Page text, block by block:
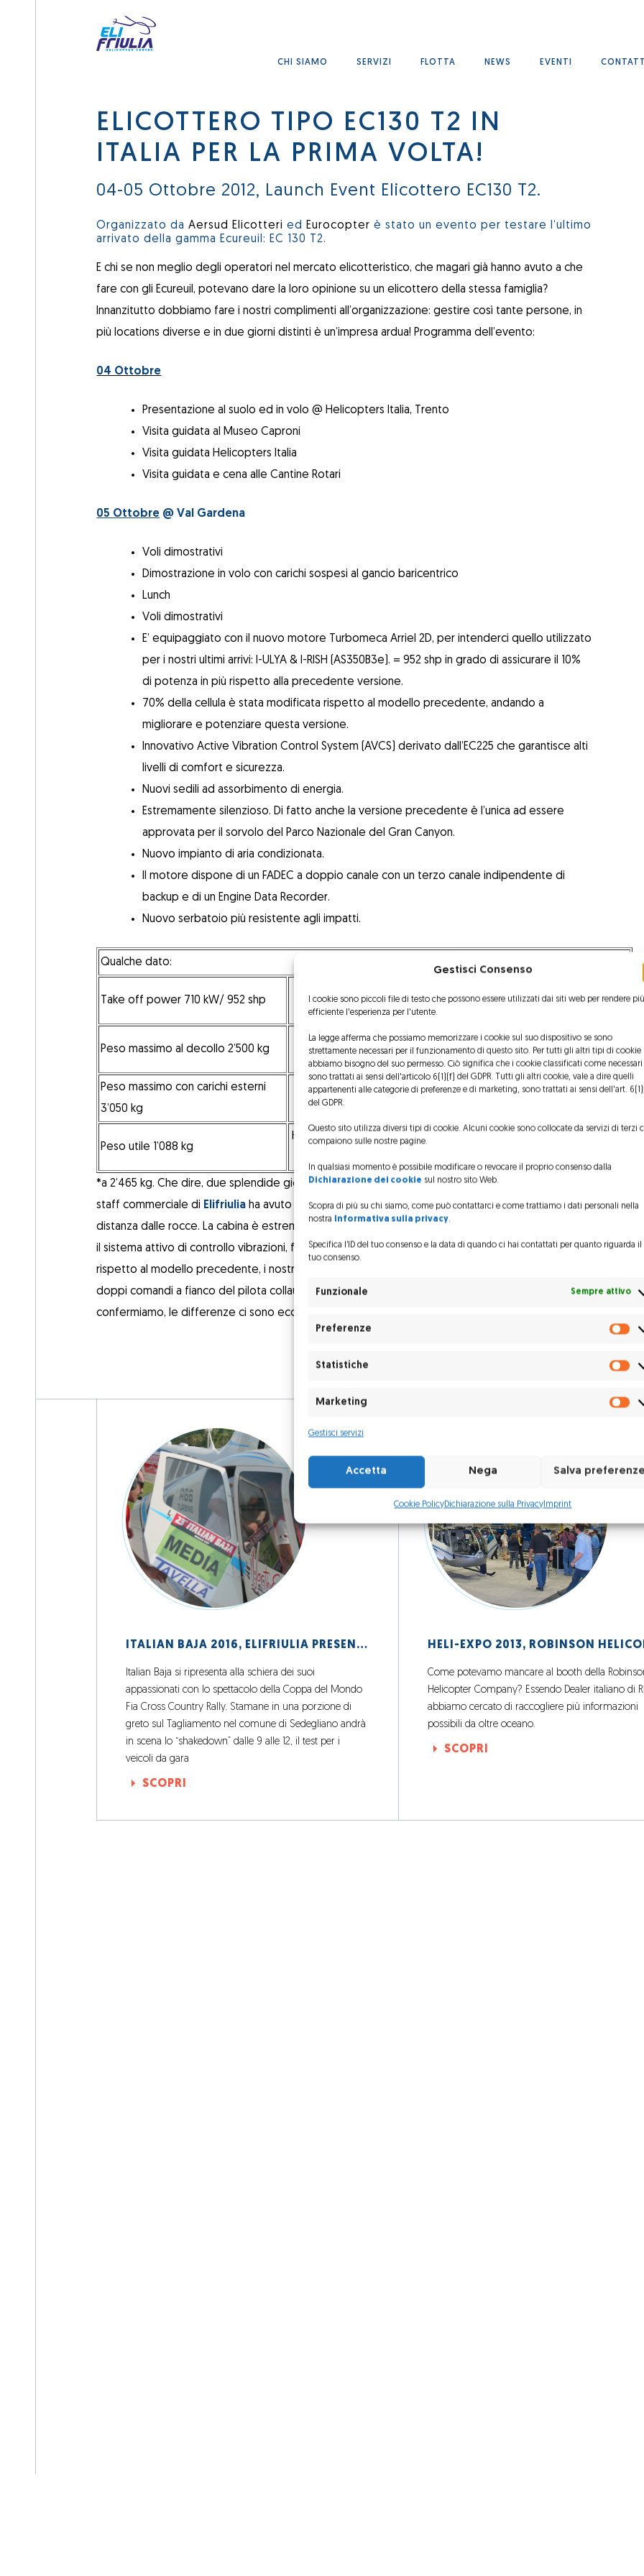
Gestisci Consenso
I cookie sono piccoli file di testo che possono essere utilizzati dai siti web per rendere più
efficiente l'esperienza per l'utente.
La legge afferma che possiamo memorizzare i cookie sul suo dispositivo se sono
strettamente necessari per il funzionamento di questo sito. Per tutti gli altri tipi di cookie
abbiamo bisogno del suo permesso. Ciò significa che i cookie classificati come necessari
sono trattati ai sensi dell'articolo 6(1)(f) del GDPR. Tutti gli altri cookie, vale a dire quelli
appartenenti alle categorie di preferenze e di marketing, sono trattati ai sensi dell'art.
del GDPR.
Questo sito utilizza diversi tipi di cookie. Alcuni cookie sono collocate da servizi di terzi
compaiono sulle nostre pagine.
In qualsiasi momento è possibile modificare o revocare il proprio consenso dalla
Dichiarazione dei cookie sul nostro sito Web.
Scopra di più su chi siamo, come può contattarci e come trattiamo i dati personali nella
nostra
Informativa sulla privacy.
Specifica l’ID del tuo consenso e la data di quando ci hai contattati per quanto riguarda il
tuo consenso.
Funzionale Sempre attivo
Preferenze
Statistiche
Marketing
Gestisci servizi
Accetta Nega Salva preferenze
Cookie PolicyDichiarazione sulla Privacy Imprint
CHI SIAMO SERVIZI FLOTTA NEWS EVENTI CONTATTI
ELICOTTERO TIPO EC130 T2 IN
ITALIA PER LA PRIMA VOLTA!
04-05 Ottobre 2012, Launch Event Elicottero EC130 T2.
Organizzato daAersud Elicotteri ed Eurocopter è stato un evento per testare l’ultimo
arrivato della gamma Ecureuil: EC 130 T2.
E chi se non meglio degli operatori nel mercato elicotteristico, che magari già hanno avuto a che
fare con gli Ecureuil, potevano dare la loro opinione su un elicottero della stessa famiglia?
Innanzitutto dobbiamo fare i nostri complimenti all’organizzazione: gestire così tante persone, in
più locations diverse e in due giorni distinti è un’impresa ardua! Programma dell’evento:
04 Ottobre
Presentazione al suolo ed in volo @ Helicopters Italia, Trento
Visita guidata al Museo Caproni
Visita guidata Helicopters Italia
Visita guidata e cena alle Cantine Rotari
05 Ottobre @ Val Gardena
Voli dimostrativi
Dimostrazione in volo con carichi sospesi al gancio baricentrico
Lunch
Voli dimostrativi
E’ equipaggiato con il nuovo motore Turbomeca Arriel 2D, per intenderci quello utilizzato
per i nostri ultimi arrivi: I-ULYA & I-RISH (AS350B3e). = 952 shp in grado di assicurare il 10%
di potenza in più rispetto alla precedente versione.
70% della cellula è stata modificata rispetto al modello precedente, andando a
migliorare e potenziare questa versione.
Innovativo Active Vibration Control System (AVCS) derivato dall’EC225 che garantisce alti
livelli di comfort e sicurezza.
Nuovi sedili ad assorbimento di energia.
Estremamente silenzioso. Di fatto anche la versione precedente è l’unica ad essere
approvata per il sorvolo del Parco Nazionale del Gran Canyon.
Nuovo impianto di aria condizionata.
Il motore dispone di un FADEC a doppio canale con un terzo canale indipendente di
backup e di un Engine Data Recorder.
Nuovo serbatoio più resistente agli impatti.
Qualche dato:
Take off power 710 kW/ 952 shp Velocità massima: 155 kts
Peso massimo al decollo 2’500 kg Rate of climb a SL 1’600 ft/min
TPP High density 1 Pilota + 7
Persone
Peso massimo con carichi esterni
3’050 kg
Hover ceiling IGE 11’270 ft /
Peso utile 1’088 kg
Hover ceiling OGE 9’675 ft/2’950
*a 2’465 kg. Che dire, due splendide giornate per conoscere questo nuovo tipo di elicottero. Lo
staff commerciale di Elifriulia ha avuto l’onore di volare con EC 130 T2 nella Val Gardena a poca
distanza dalle rocce. La cabina è estremamente spaziosa, il volo è stato molto silenzioso e l’AVCS,
il sistema attivo di controllo vibrazioni, fa la differenza! Per compredere in pratica le differenze
rispetto al modello precedente, i nostri piloti hanno avuto la possibilità di pilotare l’elicottero con
doppi comandi a fianco del pilota collaudatore arrivato direttamente da Eurocopter Francia. Vi
confermiamo, le differenze ci sono eccome!
ITALIAN BAJA 2016, ELIFRIULIA PRESENTE!
Italian Baja si ripresenta alla schiera dei suoi
appassionati con lo spettacolo della Coppa del Mondo
Fia Cross Country Rally. Stamane in una porzione di
greto sul Tagliamento nel comune di Sedegliano andrà
in scena lo “shakedown” dalle 9 alle 12, il test per i
veicoli da gara
SCOPRI
Come potevamo mancare al booth della
Helicopter Company? Essendo Dealer italiano di
abbiamo cercato di raccogliere più informazioni
possibili da oltre oceano.
SCOPRI